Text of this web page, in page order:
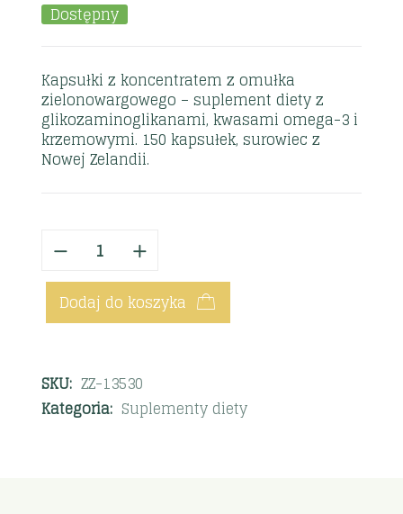
Dostępny
Kapsułki z koncentratem z omułka
zielonowargowego – suplement diety z
glikozaminoglikanami, kwasami omega-3 i
krzemowymi. 150 kapsułek, surowiec z
Nowej Zelandii.
Dodaj do koszyka
SKU: ZZ-13530
Kategoria: Suplementy diety